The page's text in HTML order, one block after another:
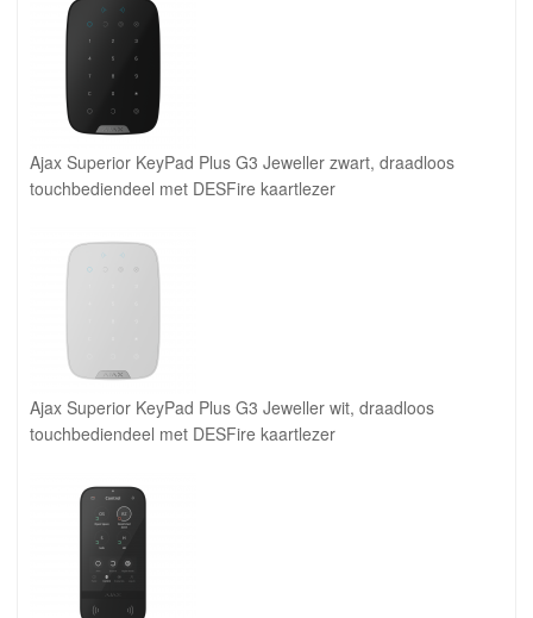
Ajax Superior KeyPad Plus G3 Jeweller zwart, draadloos
touchbediendeel met DESFire kaartlezer
Ajax Superior KeyPad Plus G3 Jeweller wit, draadloos
touchbediendeel met DESFire kaartlezer